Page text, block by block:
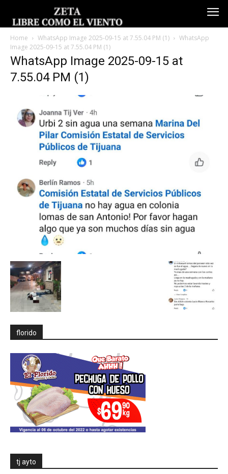
Home WhatsApp Image 2025-09-15 at 7.55.04 PM (1)
WhatsApp
Image 2025-09-15 at 7.55.04 PM (1)
WhatsApp Image 2025-09-15 at
7.55.04 PM (1)
florido
tj ayto